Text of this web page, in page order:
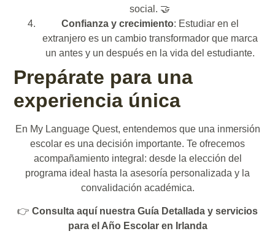
social. 🤝
Confianza y crecimiento: Estudiar en el
extranjero es un cambio transformador que marca
un antes y un después en la vida del estudiante.
Prepárate para una
experiencia única
En My Language Quest, entendemos que una inmersión
escolar es una decisión importante. Te ofrecemos
acompañamiento integral: desde la elección del
programa ideal hasta la asesoría personalizada y la
convalidación académica.
👉 Consulta aquí nuestra Guía Detallada y servicios
para el Año Escolar en Irlanda